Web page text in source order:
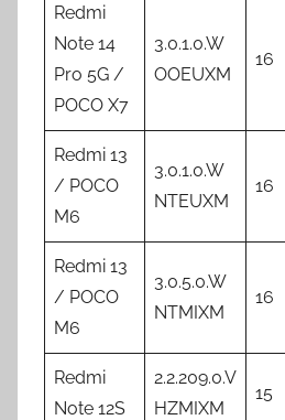
Redmi
Note 14
Pro 5G /
POCO X7
3.0.1.0.W
OOEUXM
16
Redmi 13
/ POCO
M6
3.0.1.0.W
NTEUXM
16
Redmi 13
/ POCO
M6
3.0.5.0.W
NTMIXM
16
Redmi
Note 12S
2.2.209.0.V
HZMIXM
15